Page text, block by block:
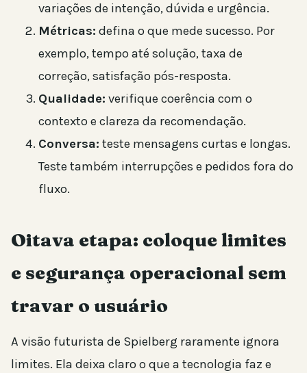
variações de intenção, dúvida e urgência.
Métricas: defina o que mede sucesso. Por
exemplo, tempo até solução, taxa de
correção, satisfação pós-resposta.
Qualidade: verifique coerência com o
contexto e clareza da recomendação.
Conversa: teste mensagens curtas e longas.
Teste também interrupções e pedidos fora do
fluxo.
Oitava etapa: coloque limites
e segurança operacional sem
travar o usuário
A visão futurista de Spielberg raramente ignora
limites. Ela deixa claro o que a tecnologia faz e